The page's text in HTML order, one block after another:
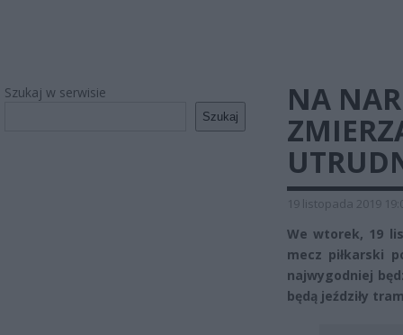
Szukaj w serwisie
Szukaj
NA
19 listopada 2019
We wtorek, 19
mecz piłkarski
najwygodniej
będą jeździły